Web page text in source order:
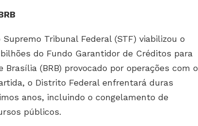
Tribunal Federal (STF) viabilizou o
do Fundo Garantidor de Créditos para
(BRB) provocado por operações com o
o Distrito Federal enfrentará duras
anos, incluindo o congelamento de
públicos.